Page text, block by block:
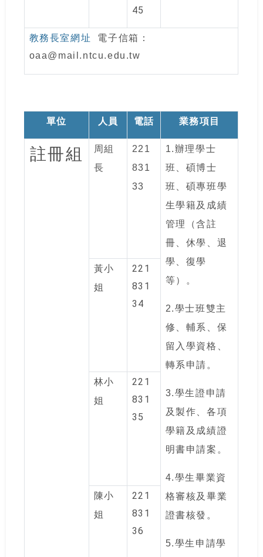
45
教務長室網址
電子信箱：
oaa@mail.ntcu.edu.tw
單位 人員 電話 業務項目
註冊組
周組
長
221
831
33
1.辦理學士
班、碩博士
班、碩專班學
生學籍及成績
管理（含註
冊、休學、退
學、復學
等）。
2.學士班雙主
修、輔系、保
留入學資格、
轉系申請。
3.學生證申請
及製作、各項
學籍及成績證
明書申請案。
4.學生畢業資
格審核及畢業
證書核發。
5.學生申請學
黃小
姐
221
831
34
林小
姐
221
831
35
陳小
姐
221
831
36